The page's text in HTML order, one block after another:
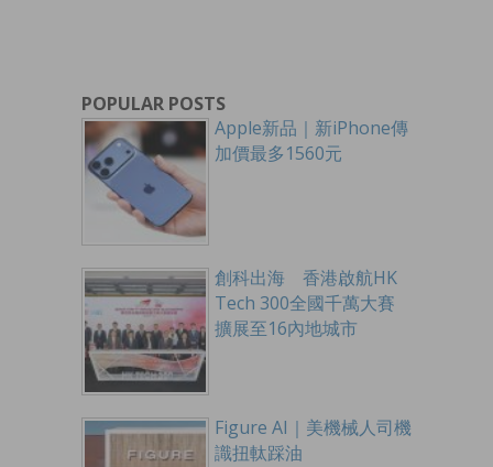
POPULAR POSTS
Apple新品｜新iPhone傳
加價最多1560元
創科出海 香港啟航HK
Tech 300全國千萬大賽
擴展至16內地城市
Figure AI｜美機械人司機
識扭軚踩油